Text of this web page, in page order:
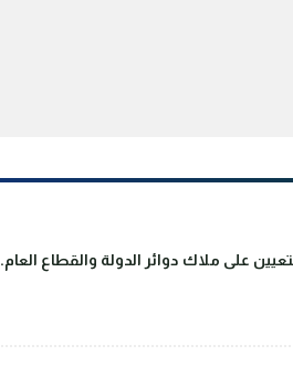
على ملاك دوائر الدولة والقطاع العام.